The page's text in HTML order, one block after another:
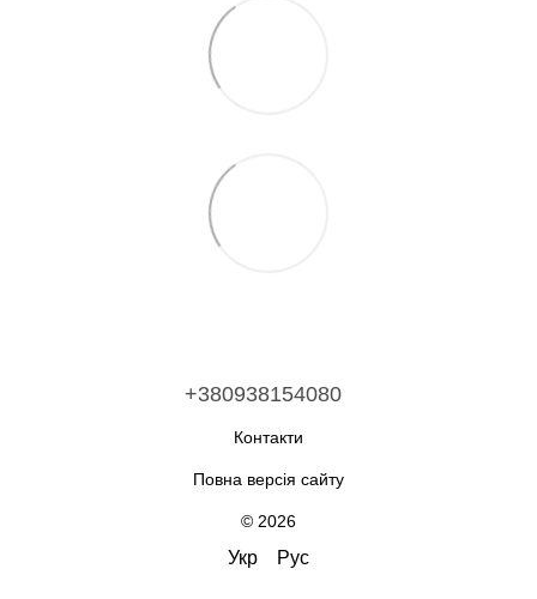
+380938154080
Контакти
Повна версія сайту
© 2026
Укр Рус